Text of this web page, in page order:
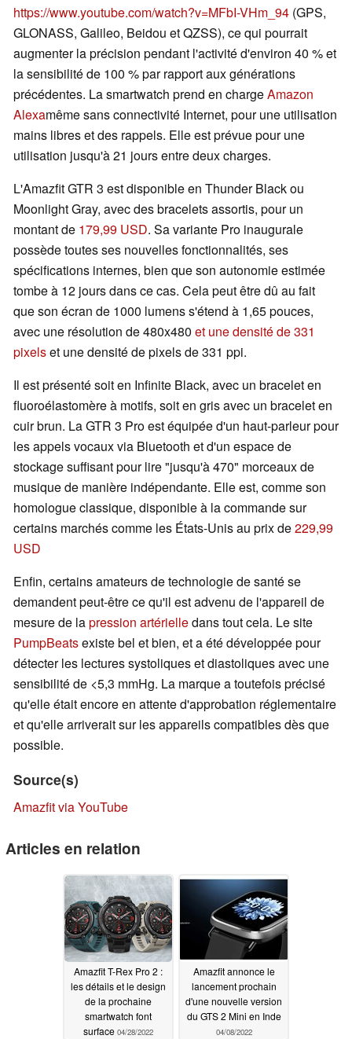
https://www.youtube.com/watch?v=MFbI-VHm_94 (GPS,
GLONASS, Galileo, Beidou et QZSS), ce qui pourrait
augmenter la précision pendant l'activité d'environ 40 % et
la sensibilité de 100 % par rapport aux générations
précédentes. La smartwatch prend en chargeAmazon
Alexamême sans connectivité Internet, pour une utilisation
mains libres et des rappels. Elle est prévue pour une
utilisation jusqu'à 21 jours entre deux charges.
L'Amazfit GTR 3 est disponible en Thunder Black ou
Moonlight Gray, avec des bracelets assortis, pour un
montant de 179,99 USD. Sa variante Pro inaugurale
possède toutes ses nouvelles fonctionnalités, ses
spécifications internes, bien que son autonomie estimée
tombe à 12 jours dans ce cas. Cela peut être dû au fait
que son écran de 1000 lumens s'étend à 1,65 pouces,
avec une résolution de 480x480 et une densité de 331
pixelset une densité de pixels de 331 ppi.
Il est présenté soit en Infinite Black, avec un bracelet en
fluoroélastomère à motifs, soit en gris avec un bracelet en
cuir brun. La GTR 3 Pro est équipée d'un haut-parleur pour
les appels vocaux via Bluetooth et d'un espace de
stockage suffisant pour lire "jusqu'à 470" morceaux de
musique de manière indépendante. Elle est, comme son
homologue classique, disponible à la commande sur
certains marchés comme les États-Unis au prix de229,99
USD
Enfin, certains amateurs de technologie de santé se
demandent peut-être ce qu'il est advenu de l'appareil de
mesure de lapression artérielledans tout cela. Le site
PumpBeatsexiste bel et bien, et a été développée pour
détecter les lectures systoliques et diastoliques avec une
sensibilité de <5,3 mmHg. La marque a toutefois précisé
qu'elle était encore en attente d'approbation réglementaire
et qu'elle arriverait sur les appareils compatibles dès que
possible.
Source(s)
Amazfit via YouTube
Articles en relation
Amazfit T-Rex Pro 2 :
les détails et le design
de la prochaine
smartwatch font
surface 04/28/2022
Amazfit annonce le
lancement prochain
d'une nouvelle version
du GTS 2 Mini en Inde
04/08/2022